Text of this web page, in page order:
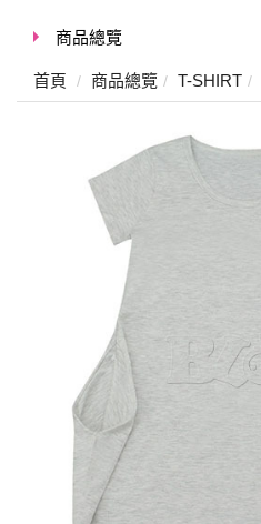
商品總覽
首頁 商品總覽 T-SHIRT